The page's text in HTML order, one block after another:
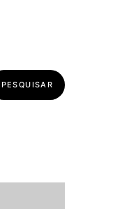
PESQUISAR